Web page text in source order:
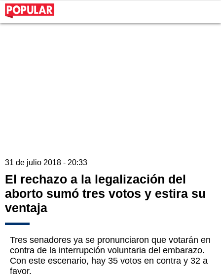
31 de julio 2018 - 20:33
El rechazo a la legalización del
aborto sumó tres votos y estira su
ventaja
Tres senadores ya se pronunciaron que votarán en
contra de la interrupción voluntaria del embarazo.
Con este escenario, hay 35 votos en contra y 32 a
favor.